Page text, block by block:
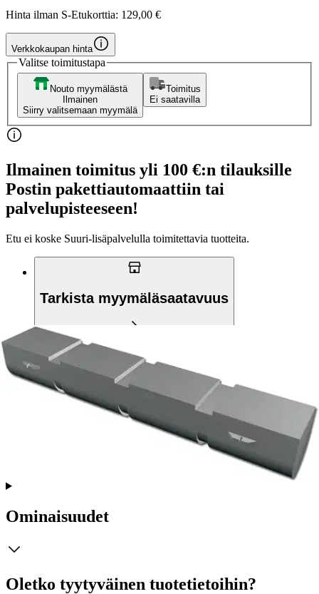
Hinta ilman S-Etukorttia: 129,00 €
Verkkokaupan hinta
Valitse toimitustapa
Nouto myymälästä
Ilmainen
Siirry valitsemaan myymälä
Toimitus
Ei saatavilla
Ilmainen toimitus yli 100 €:n tilauksille
Postin pakettiautomaattiin tai
palvelupisteeseen!
Etu ei koske Suuri‑lisäpalvelulla toimitettavia tuotteita.
Tarkista myymäläsaatavuus
Tuotekuvaus
Kantavuus 220 kg, harmaa. Koko Ø 35x220 cm. Tee-se-itse -
Ominaisuudet
Oletko tyytyväinen tuotetietoihin?